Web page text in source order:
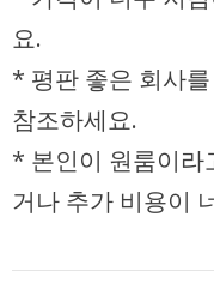
요.
* 평판 좋은 회사
참조하세요.
* 본인이 원룸이라
거나 추가 비용이